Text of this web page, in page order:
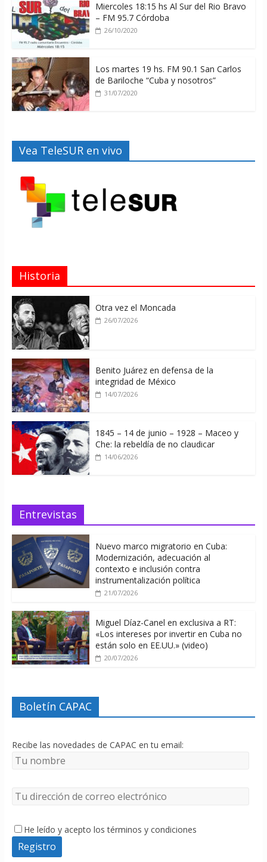
Miercoles 18:15 hs Al Sur del Rio Bravo
– FM 95.7 Córdoba
26/10/2020
Los martes 19 hs. FM 90.1 San Carlos
de Bariloche “Cuba y nosotros”
31/07/2020
Vea TeleSUR en vivo
Historia
Otra vez el Moncada
26/07/2026
Benito Juárez en defensa de la
integridad de México
14/07/2026
1845 – 14 de junio – 1928 – Maceo y
Che: la rebeldía de no claudicar
14/06/2026
Entrevistas
Nuevo marco migratorio en Cuba:
Modernización, adecuación al
contexto e inclusión contra
instrumentalización política
21/07/2026
Miguel Díaz-Canel en exclusiva a RT:
«Los intereses por invertir en Cuba no
están solo en EE.UU.» (video)
20/07/2026
Boletín CAPAC
Recibe las novedades de CAPAC en tu email:
He leído y acepto los términos y condiciones